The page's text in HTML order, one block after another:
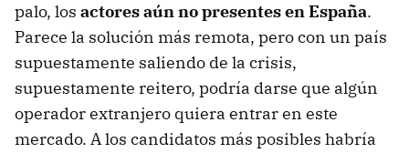
palo, los actores aún no presentes en España.
Parece la solución más remota, pero con un país
supuestamente saliendo de la crisis,
supuestamente reitero, podría darse que algún
operador extranjero quiera entrar en este
mercado. A los candidatos más posibles habría